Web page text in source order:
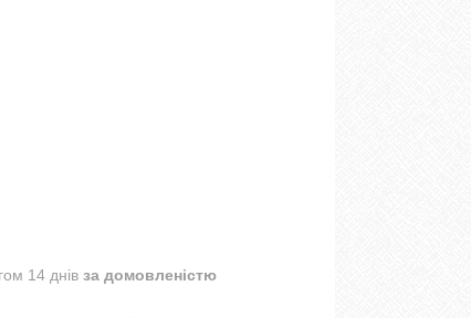
14 днів за домовленістю